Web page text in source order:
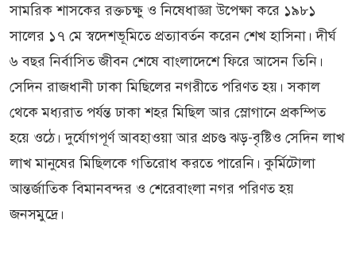
সামরিক শাসকের রক্তচক্ষু ও নিষেধাজ্ঞা উপেক্ষা করে ১৯৮১
সালের ১৭ মে স্বদেশভূমিতে প্রত্যাবর্তন করেন শেখ হাসিনা। দীর্ঘ
৬ বছর নির্বাসিত জীবন শেষে বাংলাদেশে ফিরে আসেন তিনি।
সেদিন রাজধানী ঢাকা মিছিলের নগরীতে পরিণত হয়। সকাল
থেকে মধ্যরাত পর্যন্ত ঢাকা শহর মিছিল আর স্লোগানে প্রকম্পিত
হয়ে ওঠে। দুর্যোগপূর্ণ আবহাওয়া আর প্রচণ্ড ঝড়-বৃষ্টিও সেদিন লাখ
লাখ মানুষের মিছিলকে গতিরোধ করতে পারেনি। কুর্মিটোলা
আন্তর্জাতিক বিমানবন্দর ও শেরেবাংলা নগর পরিণত হয়
জনসমুদ্রে।